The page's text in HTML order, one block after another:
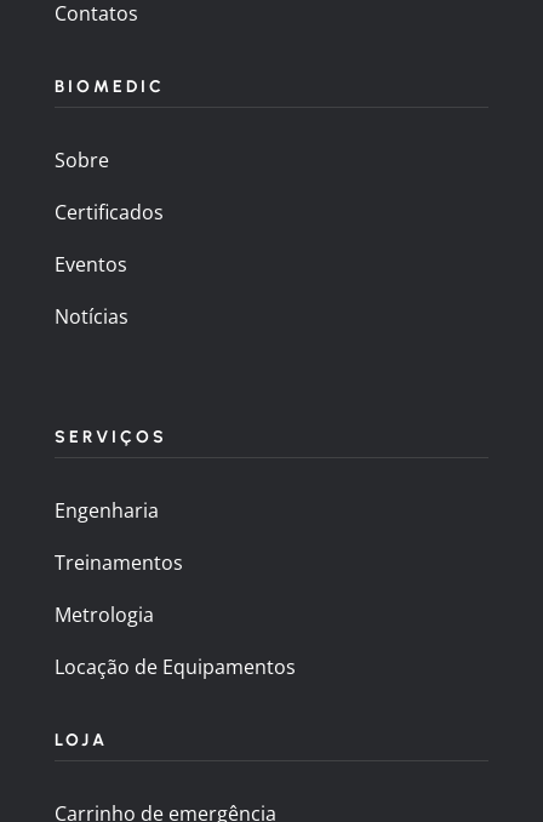
Contatos
BIOMEDIC
Sobre
Certificados
Eventos
Notícias
SERVIÇOS
Engenharia
Treinamentos
Metrologia
Locação de Equipamentos
LOJA
Carrinho de emergência